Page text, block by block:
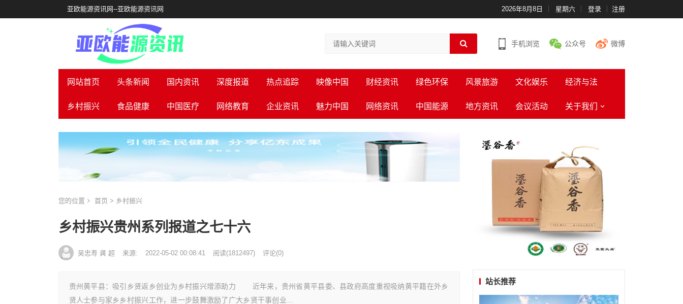
亚欧能源资讯网--亚欧能源资讯网 2026年8月8日 星期六 登录 注册
手机浏览 公众号 微博
网站首页 头条新闻 国内资讯 深度报道 热点追踪 映像中国 财经资讯 绿色环保 风景旅游 文化娱乐 经济与法
乡村振兴 食品健康 中国医疗 网络教育 企业资讯 魅力中国 网络资讯 中国能源 地方资讯 会议活动 关于我们
您的位置 首页 > 乡村振兴
乡村振兴贵州系列报道之七十六
吴忠寿 龚 超 来源: 2022-05-02 00:08:41 阅读(1812497) 评论(0)
贵州黄平县：吸引乡贤返乡创业为乡村振兴增添助力 近年来，贵州省黄平县委、县政府高度重视吸纳黄平籍在外乡
贤人士参与家乡乡村振兴工作，进一步鼓舞激励了广大乡贤干事创业…
站长推荐